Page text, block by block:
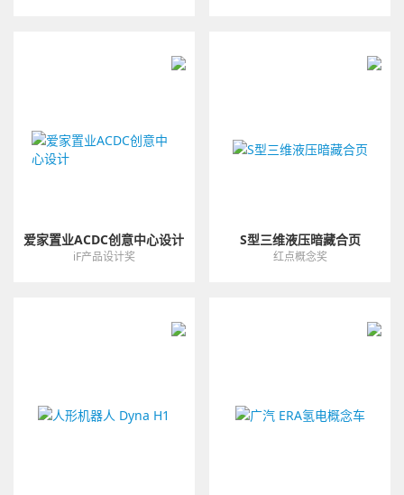
爱家置业ACDC创意中心设计
iF产品设计奖
S型三维液压暗藏合页
红点概念奖